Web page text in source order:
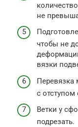
не
чтобы не
вязки
Перевязка
с
Ветки у
подрезать.